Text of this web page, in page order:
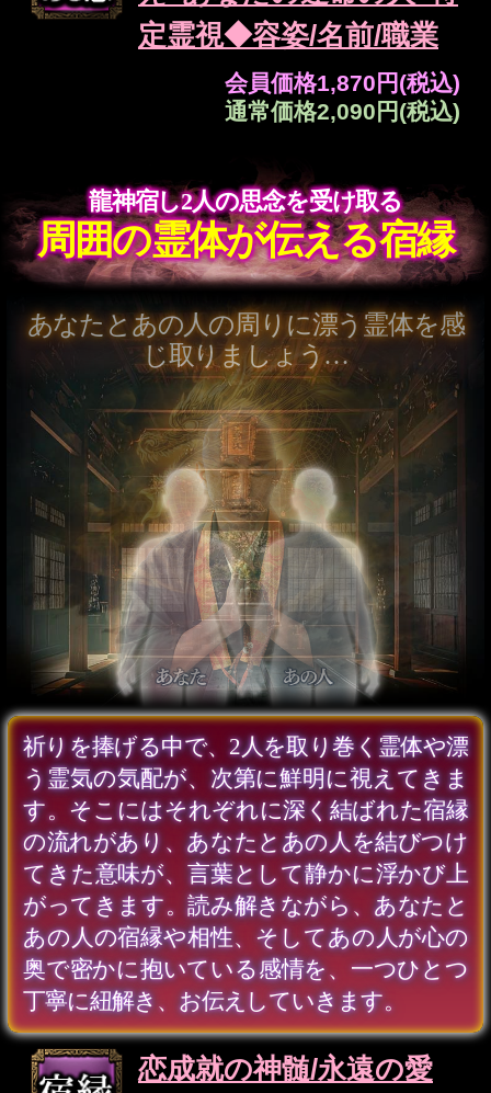
会員価格2,255円(税込)
通常価格2,530円(税込)
復縁◆離れた愛を呼び戻
す【2人の“絆”修復霊
会員価格 1,760円(税込)
通常価格1,980円(税込)
龍神の息吹で未来を映し出す
2人が巡る恋運命
深く祈りを捧げ、2人を取り巻く流れと気配
を読み解いていきましょう。龍の息吹が静
かに満ちていくと、隠れていた情景が薄く
霧を晴らすように浮かび上がります。その
息吹に触れて映し出される光景から、あな
たとあの人の現在の関係性、そしてこの先
に待つ運命の分岐点を明らかにしていきま
す。
募る想い報われる【積年
片想い⇒卒業霊視】2人
の絆/恋進展/最終結論
会員価格1,870円(税込)
通常価格2,090円(税込)
ズバリ即答◆YES/NO霊
視「想い続ければ報われ
る？」2人の現状/恋結末